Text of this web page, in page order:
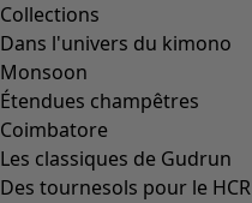
Collections
Dans l'univers du kimono
Monsoon
Étendues champêtres
Coimbatore
Les classiques de Gudrun
Des tournesols pour le HCR